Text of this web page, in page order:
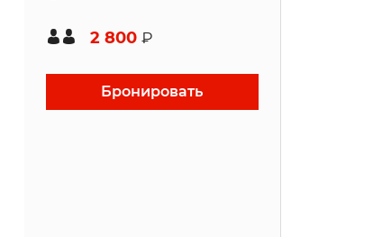
2 800 ₽
Бронировать